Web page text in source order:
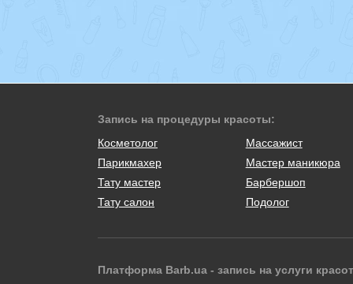
Запись на процедуры красоты:
Косметолог
Массажист
Парикмахер
Мастер маникюра
Тату мастер
Барбершоп
Тату салон
Подолог
Платформа Barb.ua - запись на услуги